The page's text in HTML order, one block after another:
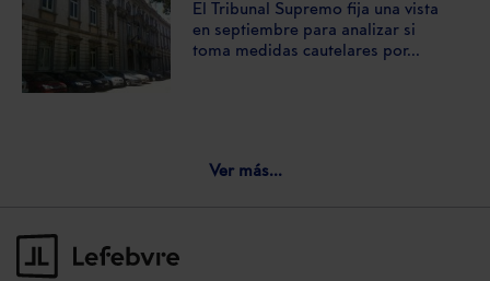
El Tribunal Supremo fija una vista
en septiembre para analizar si
toma medidas cautelares por...
Ver más...